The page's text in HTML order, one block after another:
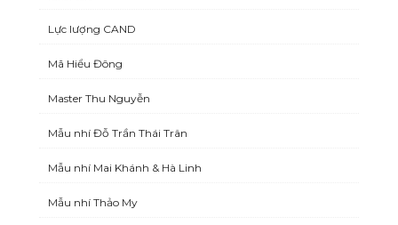
Lực lượng CAND
Mã Hiểu Đông
Master Thu Nguyễn
Mẫu nhí Đỗ Trần Thái Trân
Mẫu nhí Mai Khánh & Hà Linh
Mẫu nhí Thảo My